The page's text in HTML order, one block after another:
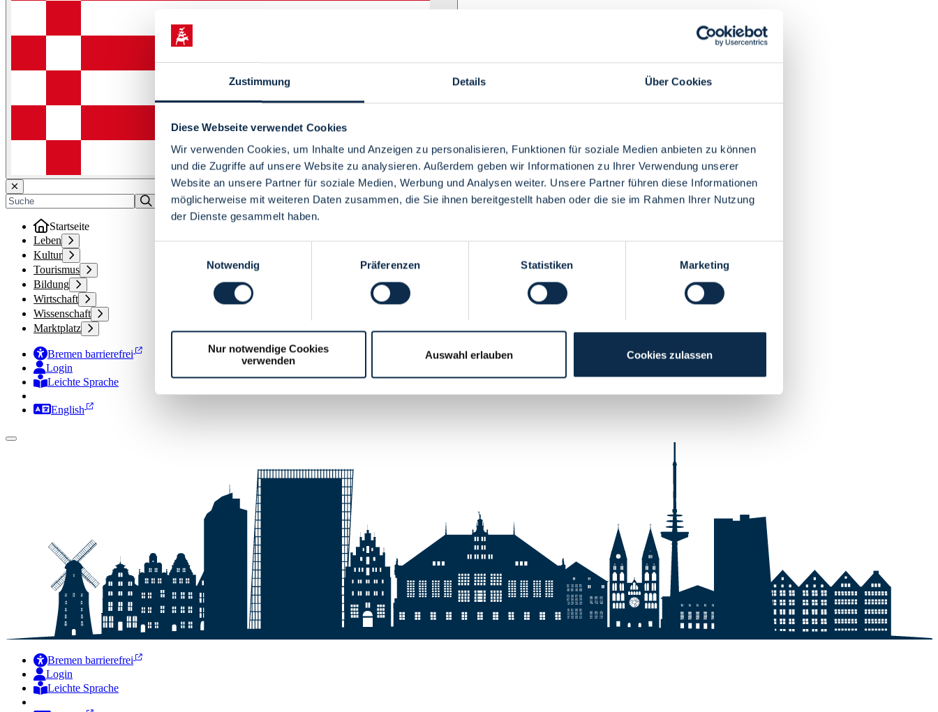
Zustimmung Details Über Cookies
Diese Webseite verwendet Cookies
Wir verwenden Cookies, um Inhalte und Anzeigen zu personalisieren, Funktionen für soziale Medien anbieten zu können
und die Zugriffe auf unsere Website zu analysieren. Außerdem geben wir Informationen zu Ihrer Verwendung unserer
Website an unsere Partner für soziale Medien, Werbung und Analysen weiter. Unsere Partner führen diese Informationen
möglicherweise mit weiteren Daten zusammen, die Sie ihnen bereitgestellt haben oder die sie im Rahmen Ihrer Nutzung
der Dienste gesammelt haben.
Notwendig
Präferenzen Statistiken Marketing
Nur notwendige Cookies
verwenden
Auswahl erlauben Cookies zulassen
Menü
Startseite
Leben
Kultur
Tourismus
Bildung
Wirtschaft
Wissenschaft
Marktplatz
Bremen barrierefrei
Login
Leichte Sprache
Zur Deutschen Gebärdensprache
English
Bremen barrierefrei
Login
Leichte Sprache